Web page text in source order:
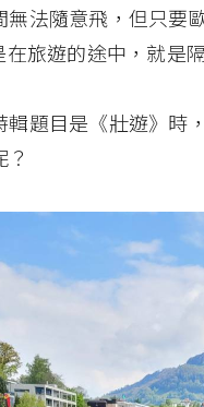
無法隨意飛，但只要
在旅遊的途中，就是
輯題目是《壯遊》時